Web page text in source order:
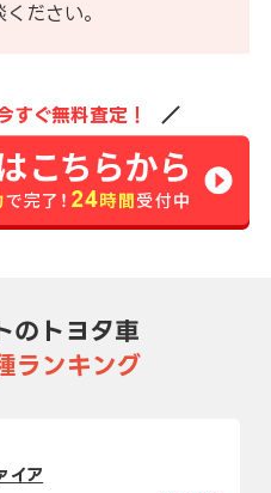
ださい。
すぐ無料査定！
のトヨタ車
ランキング
イア